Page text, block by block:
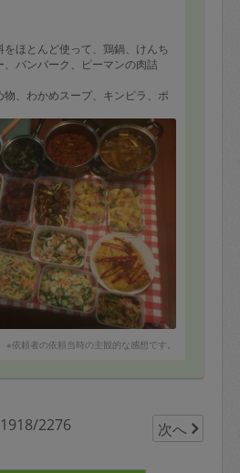
ほとんど使って、鶏鍋、けんち
バンバーク、ピーマンの肉詰
、わかめスープ、キンピラ、ポ
ラダ
きました。
満足です。
します。
※依頼者の依頼当時の主観的な感想です。
1918/2276 次へ